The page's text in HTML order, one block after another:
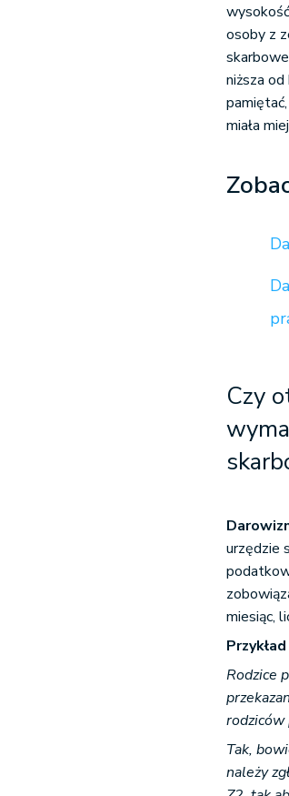
osoby z
niższa
miała
Czy
urzędzie
miesiąc,
Rodzice
rodziców
Tak,
należy